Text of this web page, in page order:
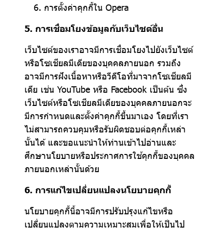
การตั้งค่าคุกกี้ใน Opera
5. การเชื่อมโยงข้อมูลกับเว็บไซต์อื่น
เว็บไซต์ของเราอาจมีการเชื่อมโยงไปยังเว็บไซต์
หรือโซเชียลมีเดียของบุคคลภายนอก รวมถึง
อาจมีการฝังเนื้อหาหรือวีดีโอที่มาจากโซเชียลมี
เดีย เช่น YouTube หรือ Facebook เป็นต้น ซึ่ง
เว็บไซต์หรือโซเชียลมีเดียของบุคคลภายนอกจะ
มีการกำหนดและตั้งค่าคุกกี้ขึ้นมาเอง โดยที่เรา
ไม่สามารถควบคุมหรือรับผิดชอบต่อคุกกี้เหล่า
นั้นได้ และขอแนะนำให้ท่านเข้าไปอ่านและ
ศึกษานโยบายหรือประกาศการใช้คุกกี้ของบุคคล
ภายนอกเหล่านั้นด้วย
6. การแก้ไขเปลี่ยนแปลงนโยบายคุกกี้
นโยบายคุกกี้นี้อาจมีการปรับปรุงแก้ไขหรือ
เปลี่ยนแปลงตามความเหมาะสมเพื่อให้เป็นไป